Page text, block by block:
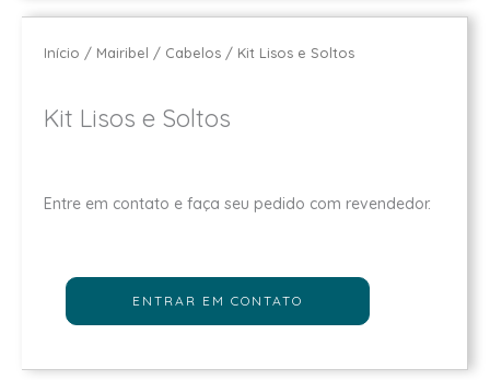
Início / Mairibel / Cabelos / Kit Lisos e Soltos
Kit Lisos e Soltos
Entre em contato e faça seu pedido com revendedor.
ENTRAR EM CONTATO